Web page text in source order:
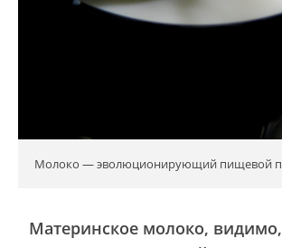
Молоко — эволюционирующий пищевой
Материнское молоко,